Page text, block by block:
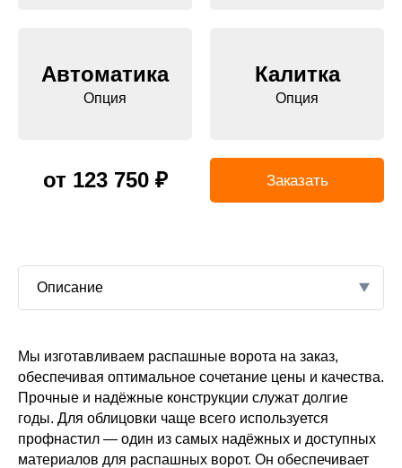
Автоматика
Опция
Калитка
Опция
от 123 750 ₽ Заказать
Описание
Мы изготавливаем распашные ворота на заказ,
обеспечивая оптимальное сочетание цены и качества.
Прочные и надёжные конструкции служат долгие
годы. Для облицовки чаще всего используется
профнастил — один из самых надёжных и доступных
материалов для распашных ворот. Он обеспечивает
для
из